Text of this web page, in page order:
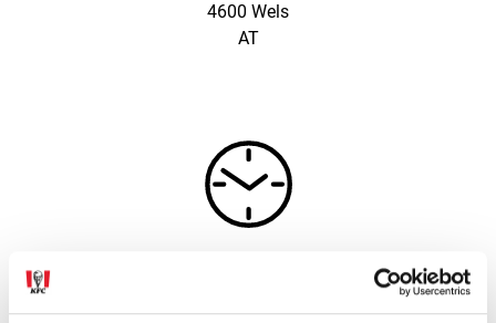
4600 Wels
AT
Schloßhofer Straße 3,